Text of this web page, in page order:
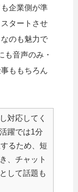
企業側が準
タートさせ
のも魅力で
も音声のみ・
ももちろん
対応してく
躍では1分
るため、短
、チャット
して話題も